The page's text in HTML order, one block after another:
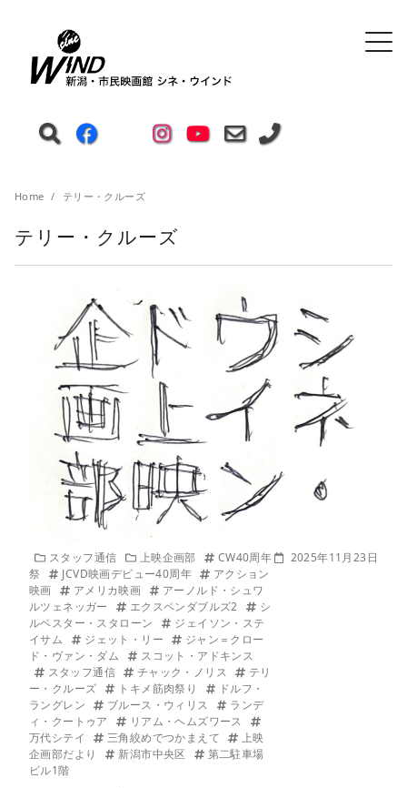
Home テリー・クルーズ
テリー・クルーズ
スタッフ通信 上映企画部
CW40周年
祭
JCVD映画デビュー40周年
アクション
映画
アメリカ映画
アーノルド・シュワ
ルツェネッガー
エクスペンダブルズ2
シ
ルベスター・スタローン
ジェイソン・ステ
イサム
ジェット・リー
ジャン＝クロー
ド・ヴァン・ダム
スコット・アドキンス
スタッフ通信
チャック・ノリス
テリ
ー・クルーズ
トキメ筋肉祭り
ドルフ・
ラングレン
ブルース・ウィリス
ランデ
ィ・クートゥア
リアム・ヘムズワース
万代シテイ
三角絞めでつかまえて
上映
企画部だより
新潟市中央区
第二駐車場
ビル1階
2025年11月23日